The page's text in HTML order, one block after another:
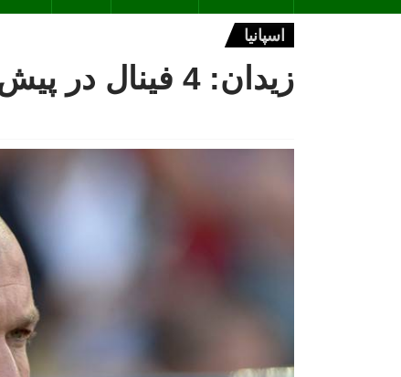
اسپانیا
زیدان: 4 فینال در پیش داریم